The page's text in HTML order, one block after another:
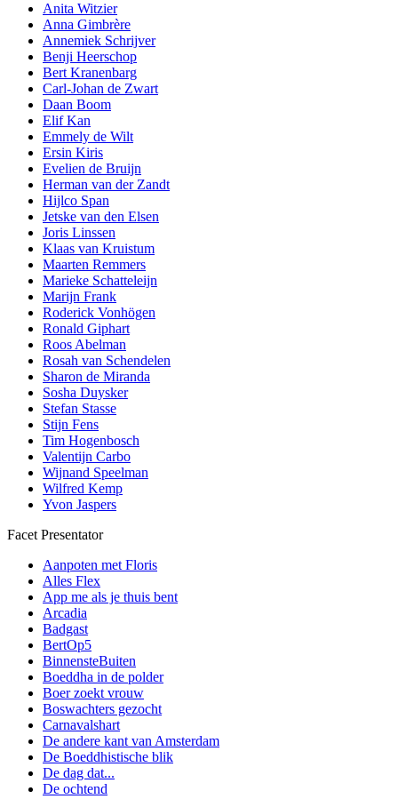
Anita Witzier
Anna Gimbrère
Annemiek Schrijver
Benji Heerschop
Bert Kranenbarg
Carl-Johan de Zwart
Daan Boom
Elif Kan
Emmely de Wilt
Ersin Kiris
Evelien de Bruijn
Herman van der Zandt
Hijlco Span
Jetske van den Elsen
Joris Linssen
Klaas van Kruistum
Maarten Remmers
Marieke Schatteleijn
Marijn Frank
Roderick Vonhögen
Ronald Giphart
Roos Abelman
Rosah van Schendelen
Sharon de Miranda
Sosha Duysker
Stefan Stasse
Stijn Fens
Tim Hogenbosch
Valentijn Carbo
Wijnand Speelman
Wilfred Kemp
Yvon Jaspers
Facet Presentator
Aanpoten met Floris
Alles Flex
App me als je thuis bent
Arcadia
Badgast
BertOp5
BinnensteBuiten
Boeddha in de polder
Boer zoekt vrouw
Boswachters gezocht
Carnavalshart
De andere kant van Amsterdam
De Boeddhistische blik
De dag dat...
De ochtend